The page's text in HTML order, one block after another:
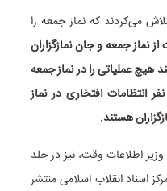
می‌کردند که نماز جمعه را
نماز جمعه و جان نمازگزاران
عملیاتی را در نماز جمعه
انتظامات افتخاری در نماز
هستند.
اطلاعات وقت، نیز در جلد
اسناد انقلاب اسلامی منتشر